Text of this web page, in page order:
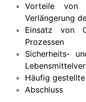
Vorteile von
Verlängerung
Einsatz von
Prozessen
Sicherheits-
Häufig
Abschluss